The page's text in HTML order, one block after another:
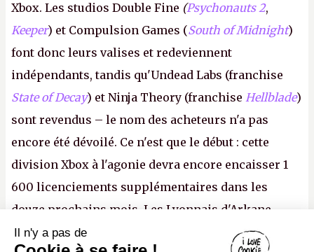
Xbox. Les studios Double Fine (Psychonauts 2,
Keeper) et Compulsion Games (South of Midnight)
font donc leurs valises et redeviennent
indépendants, tandis qu'Undead Labs (franchise
State of Decay) et Ninja Theory (franchise Hellblade)
sont revendus – le nom des acheteurs n'a pas
encore été dévoilé. Ce n'est que le début : cette
division Xbox à l'agonie devra encore encaisser 1
600 licenciements supplémentaires dans les
douze prochains mois. Les Lyonnais d'Arkane
(Dishonored, Deathloop
) pourraient faire partie des
Canard PC
Il n'y a pas de